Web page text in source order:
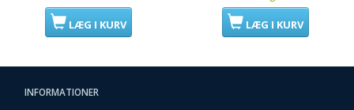
LÆG I KURV LÆG I KURV
INFORMATIONER